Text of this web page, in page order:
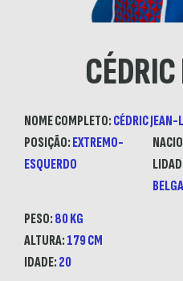
NOME COMPLETO:CÉDRIC
POSIÇÃO:EXTREMO-
ESQUERDO
BELGA
PESO:80 KG
ALTURA:179 CM
IDADE:20